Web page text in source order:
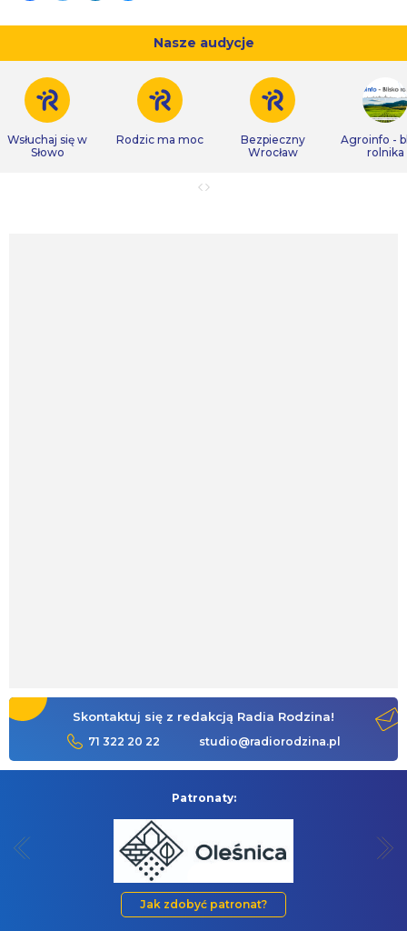
Nasze audycje
Wsłuchaj się w
Słowo
Rodzic ma moc
Bezpieczny
Wrocław
Agroinfo -
rolnika
Skontaktuj się z redakcją Radia Rodzina!
71 322 20 22 studio@radiorodzina.pl
Patronaty:
Jak zdobyć patronat?